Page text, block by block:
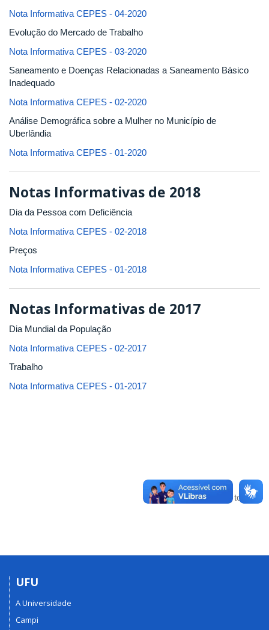
Nota Informativa CEPES - 04-2020
Evolução do Mercado de Trabalho
Nota Informativa CEPES - 03-2020
Saneamento e Doenças Relacionadas a Saneamento Básico
Inadequado
Nota Informativa CEPES - 02-2020
Análise Demográfica sobre a Mulher no Município de
Uberlândia
Nota Informativa CEPES - 01-2020
Notas Informativas de 2018
Dia da Pessoa com Deficiência
Nota Informativa CEPES - 02-2018
Preços
Nota Informativa CEPES - 01-2018
Notas Informativas de 2017
Dia Mundial da População
Nota Informativa CEPES - 02-2017
Trabalho
Nota Informativa CEPES - 01-2017
Voltar para o topo
UFU
A Universidade
Campi